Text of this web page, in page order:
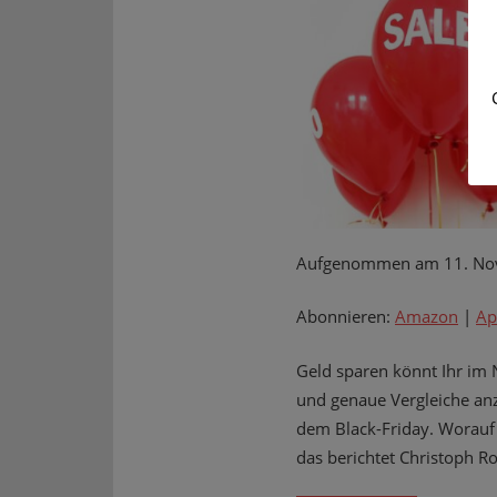
Aufgenommen am 11.
Abonnieren: Amazon |
Geld sparen könnt Ihr im
und genaue Vergleiche
dem Black-Friday.
das berichtet Christoph